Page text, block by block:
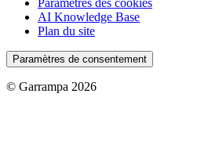
AI Knowledge Base
Plan du site
Paramètres de consentement
© Garrampa 2026